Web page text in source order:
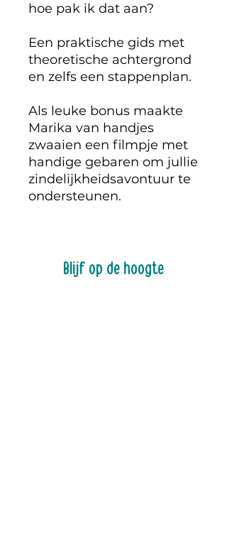
hoe pak ik dat aan?
Een praktische gids met
theoretische achtergrond
en zelfs een stappenplan.
Als leuke bonus maakte
Marika van handjes
zwaaien een filmpje met
handige gebaren om jullie
zindelijkheidsavontuur te
ondersteunen.
Blijf op de hoogte